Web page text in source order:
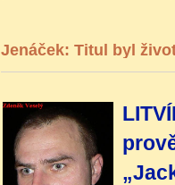
Jenáček: Titul byl